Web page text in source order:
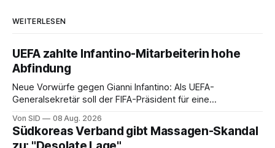
WEITERLESEN
UEFA zahlte Infantino-Mitarbeiterin hohe
Abfindung
Neue Vorwürfe gegen Gianni Infantino: Als UEFA-
Generalsekretär soll der FIFA-Präsident für eine
Von SID 08 Aug. 2026
Südkoreas Verband gibt Massagen-Skandal